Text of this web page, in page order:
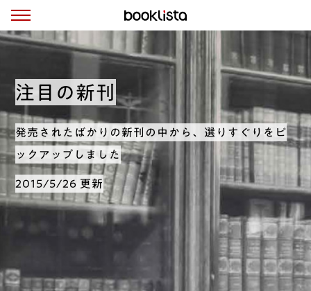
注目の新刊
発売されたばかりの新刊の中から、選りすぐりをピ
ックアップしました
2015/5/26 更新